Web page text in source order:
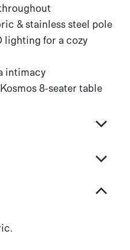
& stainless steel pole
lighting for a cozy
intimacy
8-seater table